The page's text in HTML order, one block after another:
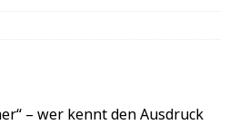
– wer kennt den Ausdruck